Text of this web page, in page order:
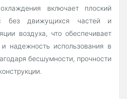
включает плоский
без движущихся частей и
воздуха, что обеспечивает
надежность использования в
бесшумности, прочности